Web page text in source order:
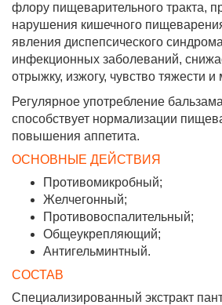
флору пищеварительного тракта,
нарушения кишечного
явления диспепсического
инфекционных заболеваний,
отрыжку, изжогу, чувство тяжести и
Регулярное употребление
способствует нормализации
повышения аппетита.
ОСНОВНЫЕ ДЕЙСТВИЯ
Противомикробный;
Желчегонный;
Противовоспалительный;
Общеукрепляющий;
Антигельминтный.
СОСТАВ
Специализированный экстракт